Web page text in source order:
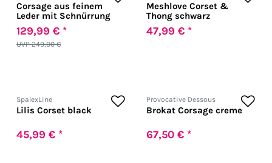
Corsage aus feinem
Leder mit Schnürrung
UVP 249,00 €
129,99 € *
Meshlove Corset &
Thong schwarz
47,99 € *
SpalexLine
Lilis Corset black
45,99 € *
Provocative Dessous
Brokat Corsage creme
67,50 € *